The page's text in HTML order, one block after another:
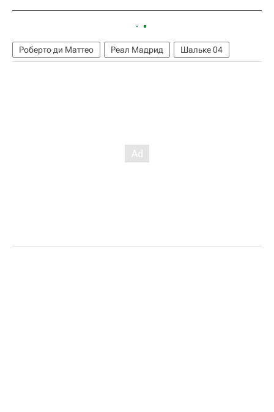
Роберто ди Маттео Реал Мадрид Шальке 04